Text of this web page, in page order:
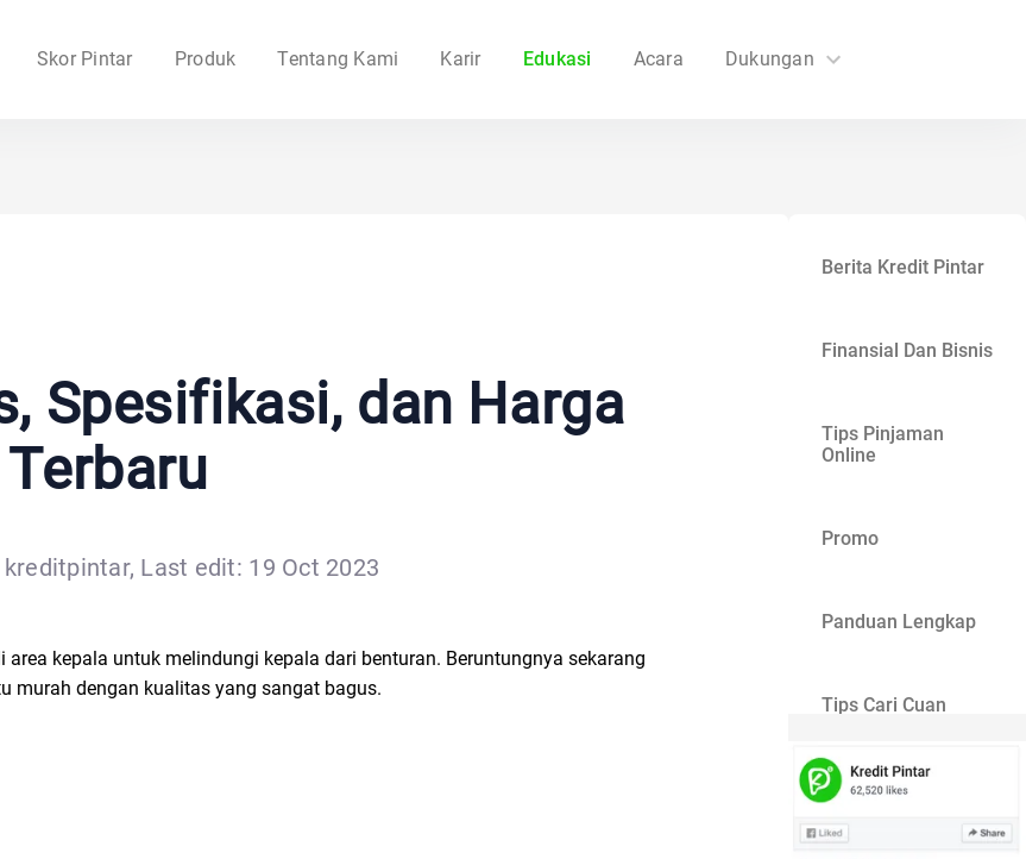
Skor Pintar Produk Tentang Kami Karir Edukasi Acara Dukungan
Spesifikasi, dan Harga
Terbaru
kreditpintar, Last edit: 19 Oct 2023
kepala untuk melindungi kepala dari benturan. Beruntungnya sekarang
murah dengan kualitas yang sangat bagus.
Berita Kredit Pintar
Finansial Dan Bisnis
Tips Pinjaman
Online
Promo
Panduan Lengkap
Tips Cari Cuan
Gaya Hidup